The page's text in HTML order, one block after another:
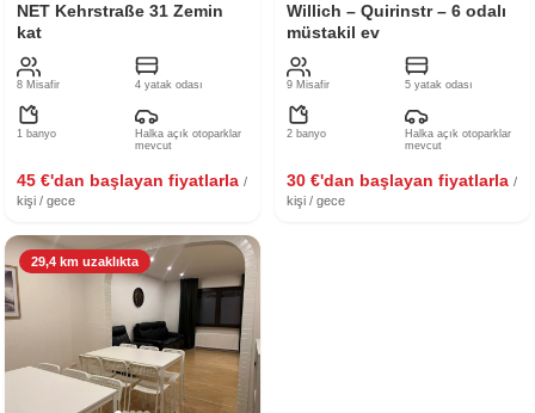
NET Kehrstraße 31 Zemin
kat
8 Misafir 4 yatak odası
1 banyo
Halka açık otoparklar
mevcut
45 €'dan başlayan fiyatlarla /
kişi / gece
Willich – Quirinstr – 6 odalı
müstakil ev
9 Misafir 5 yatak odası
2 banyo
Halka açık otoparklar
mevcut
30 €'dan başlayan fiyatlarla /
kişi / gece
29,4 km uzaklıkta